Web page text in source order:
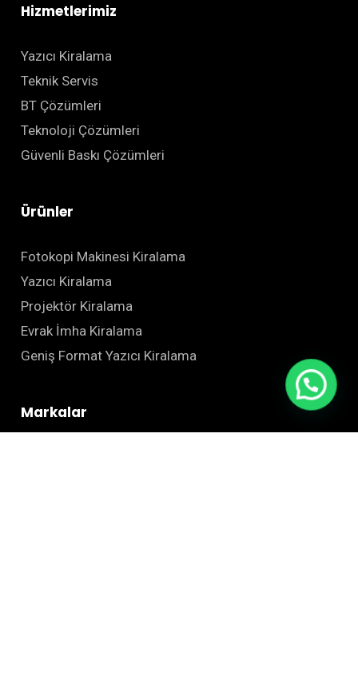
Hizmetlerimiz
Yazıcı Kiralama
Teknik Servis
BT Çözümleri
Teknoloji Çözümleri
Güvenli Baskı Çözümleri
Ürünler
Fotokopi Makinesi Kiralama
Yazıcı Kiralama
Projektör Kiralama
Evrak İmha Kiralama
Geniş Format Yazıcı Kiralama
Markalar